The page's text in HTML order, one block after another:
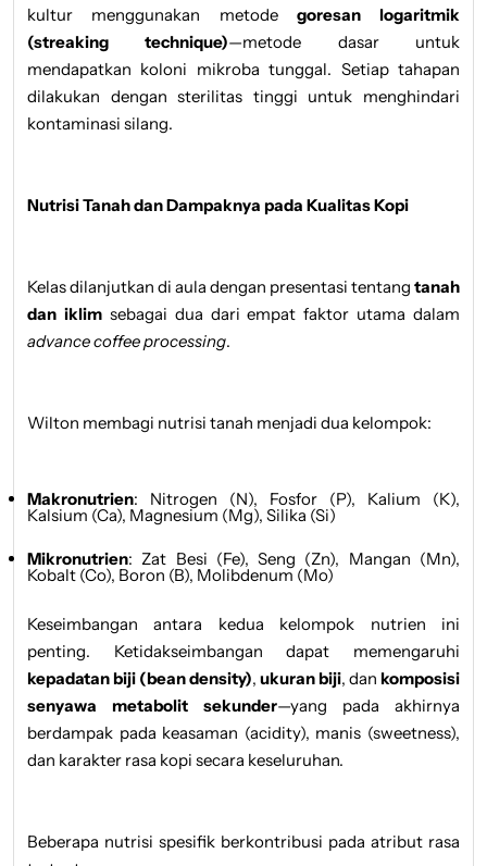
kultur menggunakan metode goresan logaritmik
(streaking technique)—metode dasar untuk
mendapatkan koloni mikroba tunggal. Setiap tahapan
dilakukan dengan sterilitas tinggi untuk menghindari
kontaminasi silang.
Nutrisi Tanah dan Dampaknya pada Kualitas Kopi
Kelas dilanjutkan di aula dengan presentasi tentang tanah
dan iklimsebagai dua dari empat faktor utama dalam
advance coffee processing.
Wilton membagi nutrisi tanah menjadi dua kelompok:
Makronutrien: Nitrogen (N), Fosfor (P), Kalium (K),
Kalsium (Ca), Magnesium (Mg), Silika (Si)
Mikronutrien: Zat Besi (Fe), Seng (Zn), Mangan (Mn),
Kobalt (Co), Boron (B), Molibdenum (Mo)
Keseimbangan antara kedua kelompok nutrien ini
penting. Ketidakseimbangan dapat memengaruhi
kepadatan biji (bean density), ukuran biji, dan komposisi
senyawa metabolit sekunder—yang pada akhirnya
berdampak pada keasaman (acidity), manis (sweetness),
dan karakter rasa kopi secara keseluruhan.
Beberapa nutrisi spesifik berkontribusi pada atribut rasa